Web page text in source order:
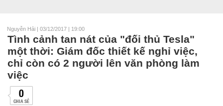
Nguyễn Hải | 03/12/2017 | 19:00
Tình cảnh tan nát của "đối thủ Tesla"
một thời: Giám đốc thiết kế nghỉ việc,
chỉ còn có 2 người lên văn phòng làm
việc
0
CHIA SẺ